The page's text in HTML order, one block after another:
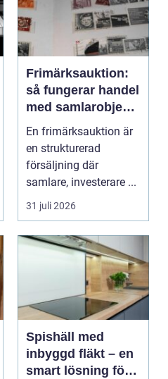
Frimärksauktion:
så fungerar handel
med samlarobjekt i
praktiken
En frimärksauktion är
en strukturerad
försäljning där
samlare, investerare ...
31 juli 2026
Spishäll med
inbyggd fläkt – en
smart lösning för